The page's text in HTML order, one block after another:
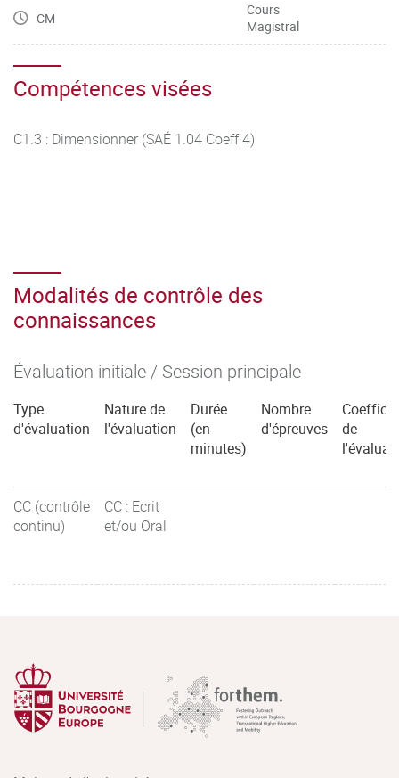
CM
Cours
Magistral
Compétences visées
C1.3 : Dimensionner (SAÉ 1.04 Coeff 4)
Modalités de contrôle des
connaissances
Évaluation initiale / Session principale
Type
d'évaluation
Nature de
l'évaluation
Durée
(en
minutes)
Nombre
d'épreuves
de
CC (contrôle
continu)
CC : Ecrit
et/ou Oral